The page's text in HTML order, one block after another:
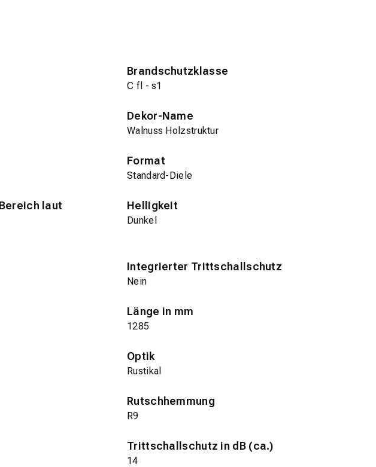
Brandschutzklasse
C fl - s1
Dekor-Name
Walnuss Holzstruktur
Format
Standard-Diele
laut
Helligkeit
Dunkel
Integrierter Trittschallschutz
Nein
Länge in mm
1285
Optik
Rustikal
Rutschhemmung
R9
Trittschallschutz in dB (ca.)
14